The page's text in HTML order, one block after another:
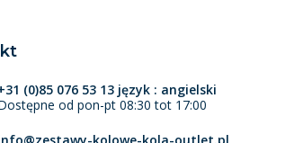
(0)85 076 53 13 język : angielski
od pon-pt 08:30 tot 17:00